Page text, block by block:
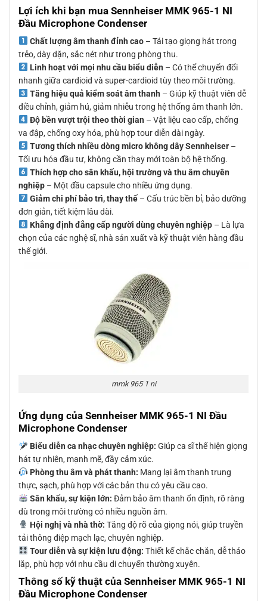
Lợi ích khi bạn mua Sennheiser MMK 965-1 NI
Đầu Microphone Condenser
Chất lượng âm thanh đỉnh cao– Tái tạo giọng hát trong
trẻo, dày dặn, sắc nét như trong phòng thu.
Linh hoạt với mọi nhu cầu biểu diễn – Có thể chuyển đổi
nhanh giữa cardioid và super-cardioid tùy theo môi trường.
Tăng hiệu quả kiểm soát âm thanh – Giúp kỹ thuật viên dễ
điều chỉnh, giảm hú, giảm nhiễu trong hệ thống âm thanh lớn.
Độ bền vượt trội theo thời gian – Vật liệu cao cấp, chống
va đập, chống oxy hóa, phù hợp tour diễn dài ngày.
Tương thích nhiều dòng micro không dây Sennheiser–
Tối ưu hóa đầu tư, không cần thay mới toàn bộ hệ thống.
Thích hợp cho sân khấu, hội trường và thu âm chuyên
nghiệp – Một đầu capsule cho nhiều ứng dụng.
Giảm chi phí bảo trì, thay thế– Cấu trúc bền bỉ, bảo dưỡng
đơn giản, tiết kiệm lâu dài.
Khẳng định đẳng cấp người dùng chuyên nghiệp– Là lựa
chọn của các nghệ sĩ, nhà sản xuất và kỹ thuật viên hàng đầu
thế giới.
mmk 965 1 ni
Ứng dụng của Sennheiser MMK 965-1 NI Đầu
Microphone Condenser
Biểu diễn ca nhạc chuyên nghiệp: Giúp ca sĩ thể hiện giọng
hát tự nhiên, mạnh mẽ, đầy cảm xúc.
Phòng thu âm và phát thanh: Mang lại âm thanh trung
thực, sạch, phù hợp với các bản thu có yêu cầu cao.
Sân khấu, sự kiện lớn: Đảm bảo âm thanh ổn định, rõ ràng
dù trong môi trường có nhiều nguồn âm.
Hội nghị và nhà thờ: Tăng độ rõ của giọng nói, giúp truyền
tải thông điệp mạch lạc, chuyên nghiệp.
Tour diễn và sự kiện lưu động: Thiết kế chắc chắn, dễ tháo
lắp, phù hợp với nhu cầu di chuyển thường xuyên.
Thông số kỹ thuật của Sennheiser MMK 965-1 NI
Đầu Microphone Condenser